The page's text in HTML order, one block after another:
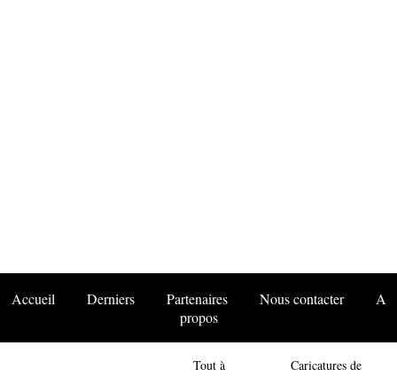
Accueil Derniers Partenaires Nous contacter
A
propos
Tout à
Caricatures de